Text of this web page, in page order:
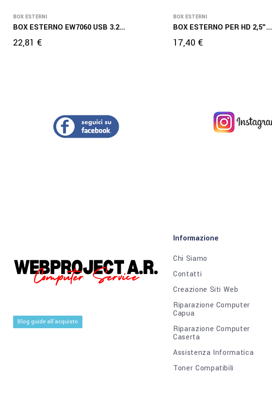
BOX ESTERNI
BOX ESTERNO EW7060 USB 3.2...
Prezzo
22,81 €
BOX ESTERNI
BOX ESTERNO PER HD 2,5"...
Prezzo
17,40 €
Blog guide all'acquisto
Informazione
Chi Siamo
Contatti
Creazione Siti Web
Riparazione Computer
Capua
Riparazione Computer
Caserta
Assistenza Informatica
Toner Compatibili